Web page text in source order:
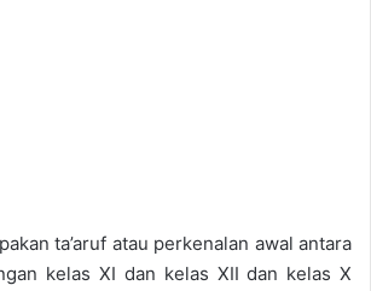
ta’aruf atau perkenalan awal antara
kelas XI dan kelas XII dan kelas X